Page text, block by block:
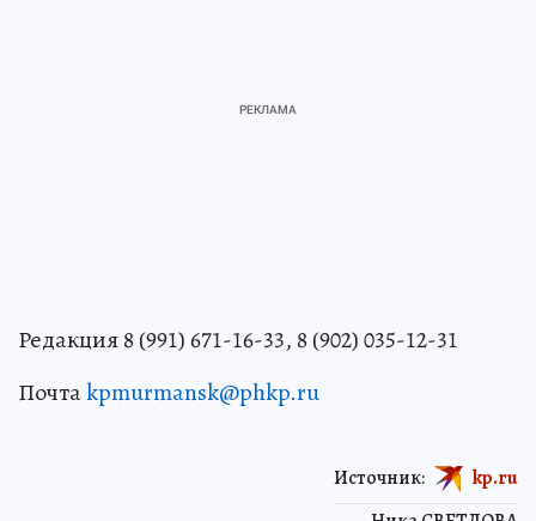
Редакция 8 (991) 671-16-33, 8 (902) 035-12-31
Почтаkpmurmansk@phkp.ru
Источник: kp.ru